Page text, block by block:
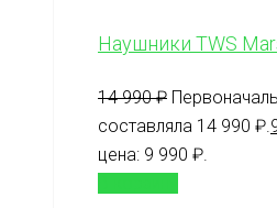
Наушники TWS
14 990₽
составляла 14 990 ₽.
цена: 9 990 ₽.